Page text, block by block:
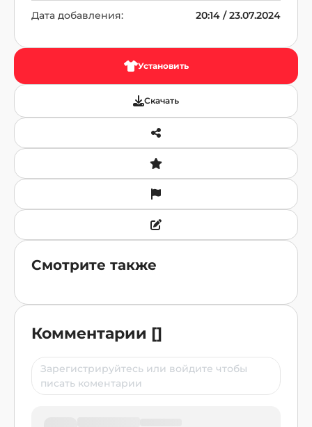
Дата добавления: 20:14 / 23.07.2024
Установить
Скачать
Смотрите также
Комментарии []